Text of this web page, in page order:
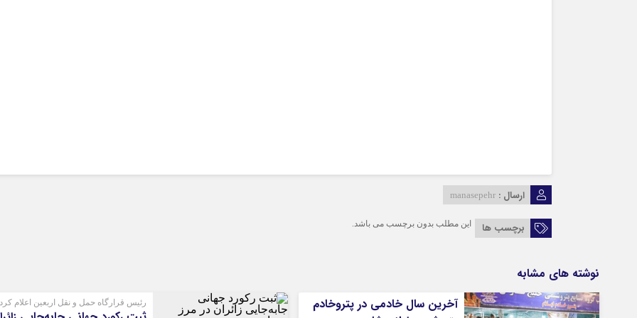
ارسال : manasepehr
برچسب ها این مطلب بدون برچسب می باشد.
نوشته های مشابه
آخرین سال خادمی در پتروخادم
رئیس قرارگاه حمل و نقل اربعین اعلام کرد